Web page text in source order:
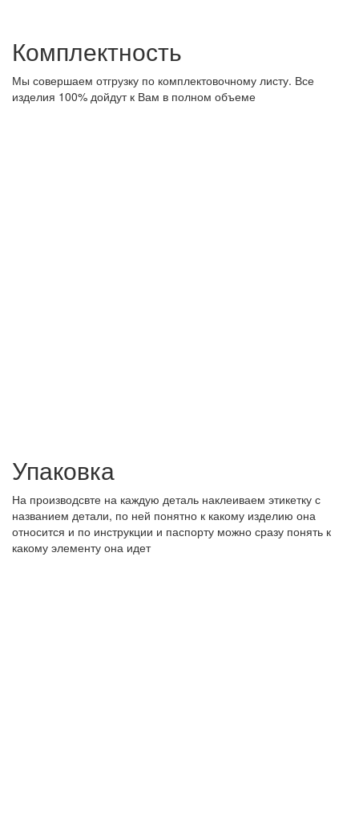
Комплектность
Мы совершаем отгрузку по комплектовочному листу. Все
изделия 100% дойдут к Вам в полном объеме
Упаковка
На производсвте на каждую деталь наклеиваем этикетку с
названием детали, по ней понятно к какому изделию она
относится и по инструкции и паспорту можно сразу понять к
какому элементу она идет